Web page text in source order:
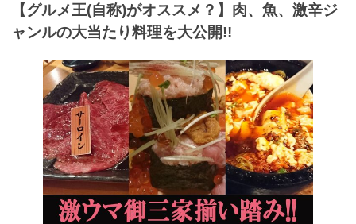
【グルメ王(自称)がオススメ？】肉、魚、激辛ジ
ャンルの大当たり料理を大公開!!